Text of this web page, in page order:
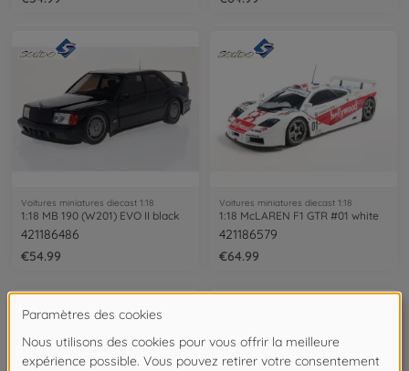
Voitures miniatures diecast 1:18
1:18 MB 190 (W201) EVO II black
421186486
€54.99
Voitures miniatures diecast 1:18
1:18 McLAREN F1 GTR #01 white
421186579
€64.99